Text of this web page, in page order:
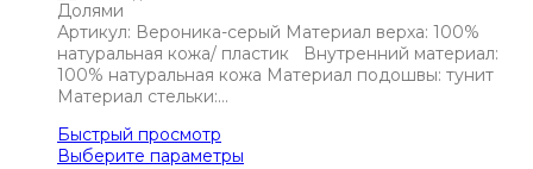
Артикул: Вероника-серый Материал верха: 100%
натуральная кожа/ пластик Внутренний материал:
100% натуральная кожа Материал подошвы: тунит
Материал стельки:…
Быстрый просмотр
Выберите параметры